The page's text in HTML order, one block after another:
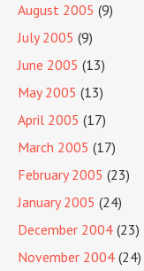
August 2005 (9)
July 2005 (9)
June 2005 (13)
May 2005 (13)
April 2005 (17)
March 2005 (17)
February 2005 (23)
January 2005 (24)
December 2004 (23)
November 2004 (24)